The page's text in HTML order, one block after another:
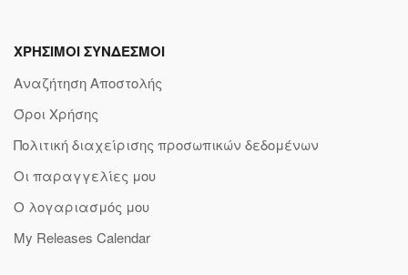
ΧΡΗΣΙΜΟΙ ΣΥΝΔΕΣΜΟΙ
Αναζήτηση Αποστολής
Όροι Χρήσης
Πολιτική διαχείρισης προσωπικών δεδομένων
Οι παραγγελίες μου
Ο λογαριασμός μου
My Releases Calendar